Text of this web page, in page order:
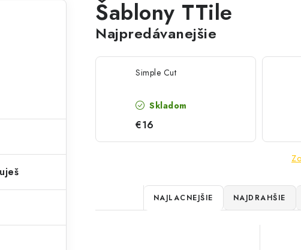
Šablony TTile
Najpredávanejšie
Simple Cut
Skladom
€16
R
a
NAJLACNEJŠIE NAJDRAHŠIE